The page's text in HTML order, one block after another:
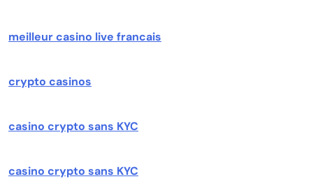
meilleur casino live francais
crypto casinos
casino crypto sans KYC
casino crypto sans KYC